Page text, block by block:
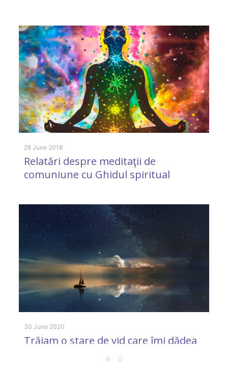
28 June 2018
Relatări despre meditaţii de
comuniune cu Ghidul spiritual
30 June 2020
Trăiam o stare de vid care îmi dădea